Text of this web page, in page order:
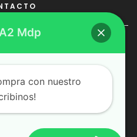
2113, Mar del Plata.
Mdp
con nuestro